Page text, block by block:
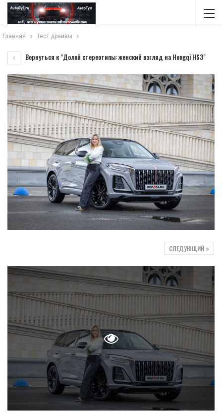
Главная Тест драйвы
Вернуться к "Долой стереотипы: женский взгляд на Hongqi HS3"
СЛЕДУЮЩИЙ